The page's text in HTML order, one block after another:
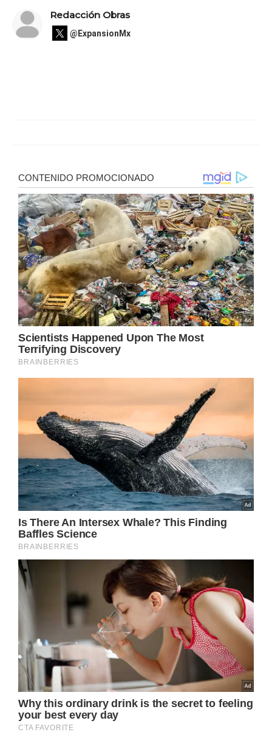
Redacción Obras
@ExpansionMx